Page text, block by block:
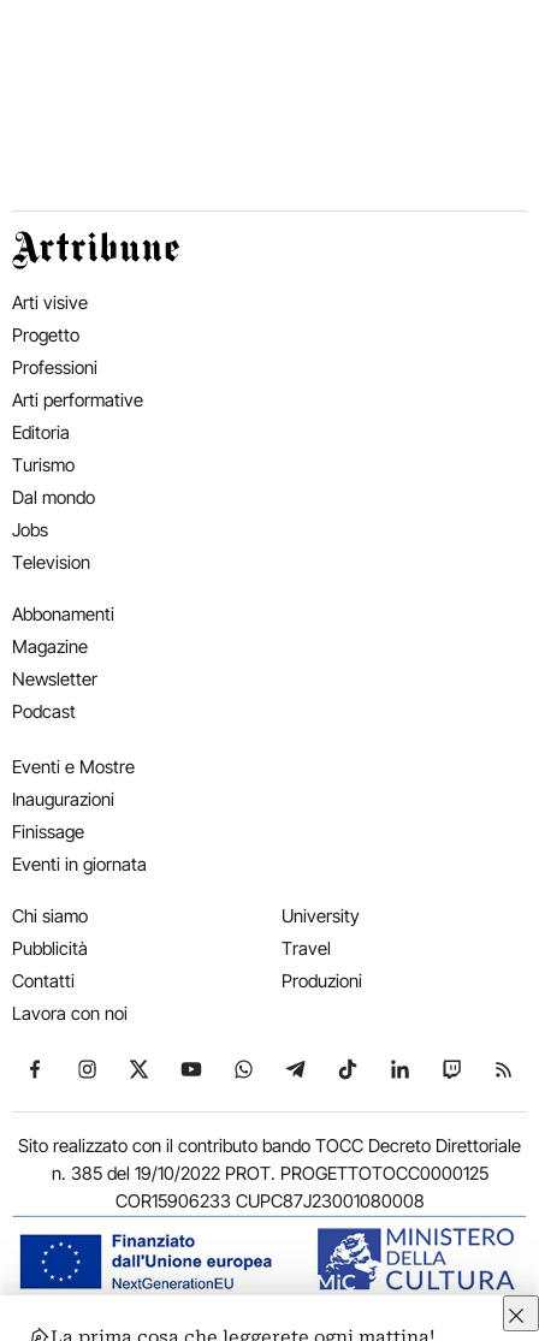
Artribune
Arti visive
Progetto
Professioni
Arti performative
Editoria
Turismo
Dal mondo
Jobs
Television
Abbonamenti
Magazine
Newsletter
Podcast
Eventi e Mostre
Inaugurazioni
Finissage
Eventi in giornata
Chi siamo
Pubblicità
Contatti
Lavora con noi
University
Travel
Produzioni
Seguici su Facebook
Seguici su Instagram
Seguici su X
Seguici su YouTube
Seguici su WhatsApp
Seguici su Telegram
Seguici su TikTok
Seguici su
Seguici
Sito realizzato con il contributo bando TOCC Decreto Direttoriale
n. 385 del 19/10/2022 PROT. PROGETTOTOCC0000125
COR15906233 CUPC87J23001080008